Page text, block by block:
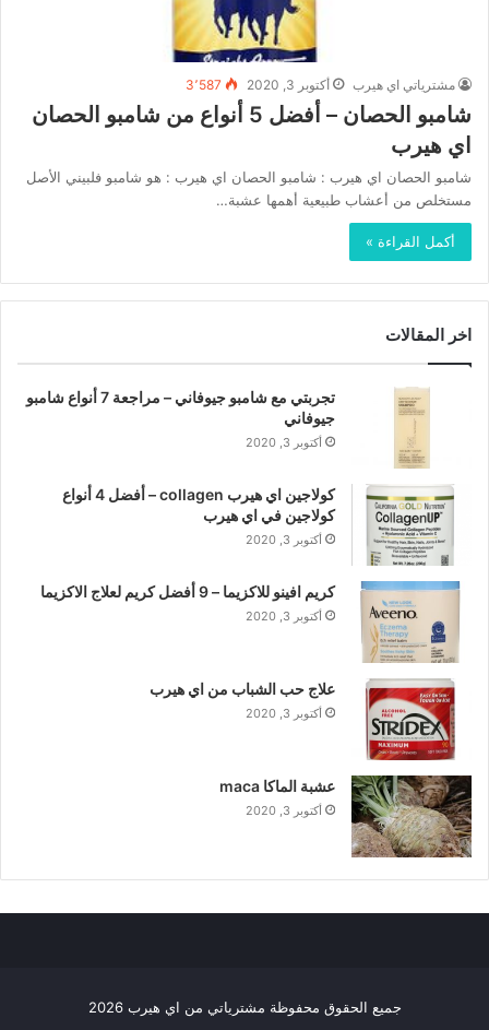
مشترياتي اي هيرب أكتوبر 3, 2020 3٬587
شامبو الحصان – أفضل 5 أنواع من شامبو الحصان
اي هيرب
شامبو الحصان اي هيرب : شامبو الحصان اي هيرب : هو شامبو فلبيني الأصل
مستخلص من أعشاب طبيعية أهمها عشبة…
أكمل القراءة »
اخر المقالات
تجربتي مع شامبو جيوفاني – مراجعة 7 أنواع شامبو
جيوفاني
أكتوبر 3, 2020
كولاجين اي هيرب collagen – أفضل 4 أنواع
كولاجين في اي هيرب
أكتوبر 3, 2020
كريم افينو للاكزيما – 9 أفضل كريم لعلاج الاكزيما
أكتوبر 3, 2020
علاج حب الشباب من اي هيرب
أكتوبر 3, 2020
عشبة الماكا maca
أكتوبر 3, 2020
جميع الحقوق محفوظة مشترياتي من اي هيرب 2026